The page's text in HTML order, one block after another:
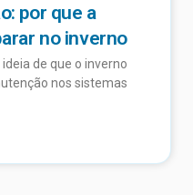
por que a
no inverno
de que o inverno
nos sistemas